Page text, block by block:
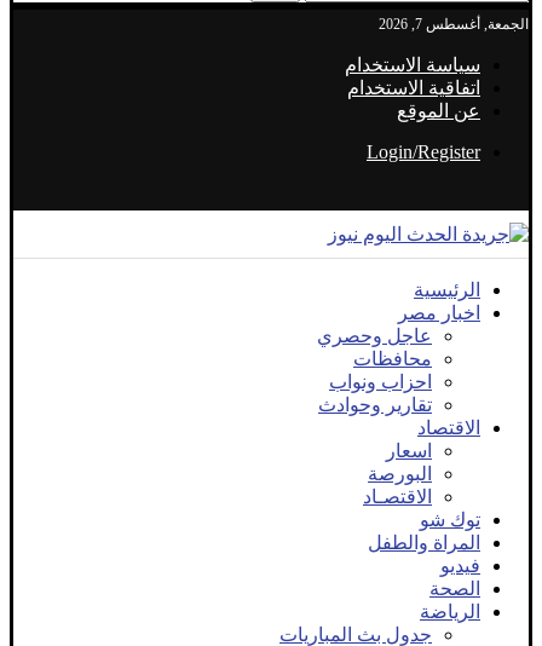
الجمعة, أغسطس 7, 2026
سياسة الاستخدام
اتفاقية الاستخدام
عن الموقع
Login/Register
الرئيسية
اخبار مصر
عاجل وحصري
محافظات
احزاب ونواب
تقارير وحوادث
الاقتصاد
اسعار
البورصة
الاقتصـاد
توك شو
المراة والطفل
فيديو
الصحة
الرياضة
جدول بث المباريات